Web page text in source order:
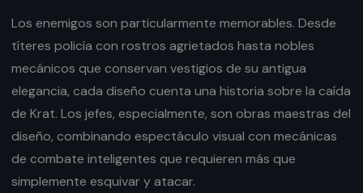
Los enemigos son particularmente memorables. Desde
títeres policía con rostros agrietados hasta nobles
mecánicos que conservan vestigios de su antigua
elegancia, cada diseño cuenta una historia sobre la caída
de Krat. Los jefes, especialmente, son obras maestras del
diseño, combinando espectáculo visual con mecánicas
de combate inteligentes que requieren más que
simplemente esquivar y atacar.